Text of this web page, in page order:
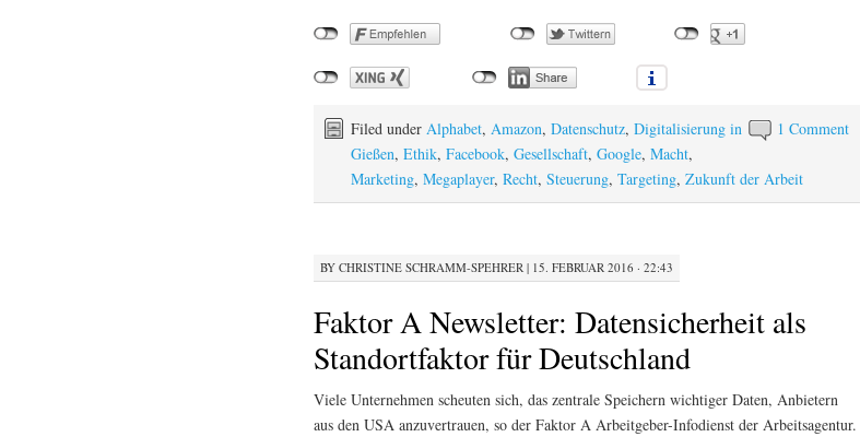
1 Comment
Filed under Alphabet, Amazon, Datenschutz, Digitalisierung in
Gießen, Ethik, Facebook, Gesellschaft, Google, Macht,
Marketing, Megaplayer, Recht, Steuerung, Targeting, Zukunft der Arbeit
BY CHRISTINE SCHRAMM-SPEHRER | 15. FEBRUAR 2016 · 22:43
Faktor A Newsletter: Datensicherheit als
Standortfaktor für Deutschland
Viele Unternehmen scheuten sich, das zentrale Speichern wichtiger Daten, Anbietern
aus den USA anzuvertrauen, so der Faktor A Arbeitgeber-Infodienst der Arbeitsagentur.